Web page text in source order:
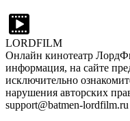
LORDFILM
Онлайн кинотеатр
информация, на сайте
исключительно
нарушения авторских
support@batmen-lordfilm.ru